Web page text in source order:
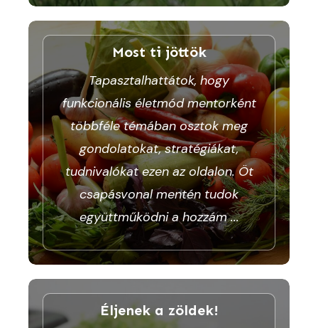
Most ti jöttök
Tapasztalhattátok, hogy
funkcionális életmód mentorként
többféle témában osztok meg
gondolatokat, stratégiákat,
tudnivalókat ezen az oldalon. Öt
csapásvonal mentén tudok
együttműködni a hozzám...
Éljenek a zöldek!